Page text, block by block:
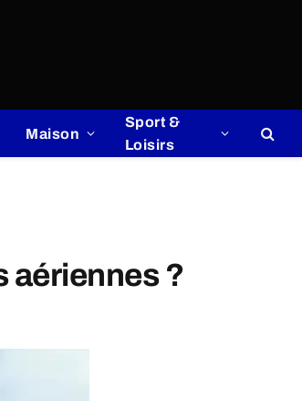
Maison
Sport &
Loisirs
aériennes ?